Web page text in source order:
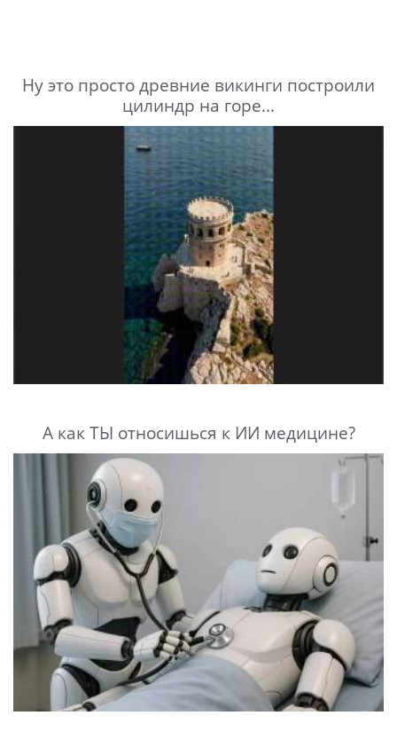
Ну это просто древние викинги построили
цилиндр на горе...
А как ТЫ относишься к ИИ медицине?